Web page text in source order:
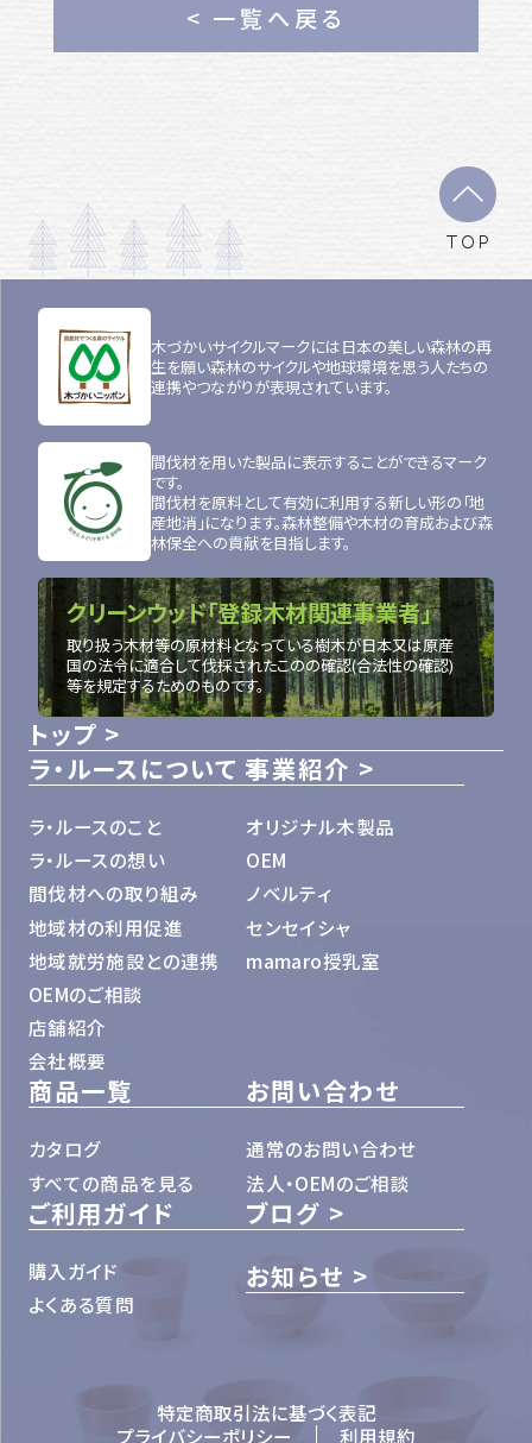
< 一覧へ戻る
TOP
トップ
ラ・ルースについて
ラ・ルースのこと
ラ・ルースの想い
間伐材への取り組み
地域材の利用促進
地域就労施設との連携
OEMのご相談
店舗紹介
会社概要
事業紹介
オリジナル木製品
OEM
ノベルティ
センセイシャ
mamaro授乳室
商品一覧
カタログ
すべての商品を見る
お問い合わせ
通常のお問い合わせ
法人・OEMのご相談
ご利用ガイド
購入ガイド
よくある質問
ブログ
お知らせ
木づかいサイクルマークには日本の美しい森林の再
生を願い森林のサイクルや地球環境を思う人たちの
連携やつながりが表現されています。
間伐材を用いた製品に表示することができるマーク
です。
間伐材を原料として有効に利用する新しい形の「地
産地消」になります。森林整備や木材の育成および森
林保全への貢献を目指します。
クリーンウッド「登録木材関連事業者」
取り扱う木材等の原材料となっている樹木が日本又は原産
国の法令に適合して伐採されたこのの確認(合法性の確認)
等を規定するためのものです。
特定商取引法に基づく表記
プライバシーポリシー
利用規約